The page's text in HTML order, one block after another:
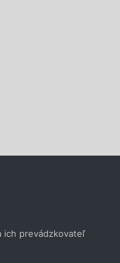
ich prevádzkovateľ